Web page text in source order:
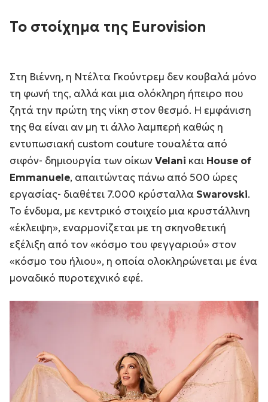
Το στοίχημα της Eurovision
Στη Βιέννη, η Ντέλτα Γκούντρεμ δεν κουβαλά μόνο
τη φωνή της, αλλά και μια ολόκληρη ήπειρο που
ζητά την πρώτη της νίκη στον θεσμό. Η εμφάνιση
της θα είναι αν μη τι άλλο λαμπερή καθώς η
εντυπωσιακή custom couture τουαλέτα από
σιφόν- δημιουργία των οίκωνVelani και House of
Emmanuele, απαιτώντας πάνω από 500 ώρες
εργασίας- διαθέτει 7.000 κρύσταλλαSwarovski.
Το ένδυμα, με κεντρικό στοιχείο μια κρυστάλλινη
«έκλειψη», εναρμονίζεται με τη σκηνοθετική
εξέλιξη από τον «κόσμο του φεγγαριού» στον
«κόσμο του ήλιου», η οποία ολοκληρώνεται με ένα
μοναδικό πυροτεχνικό εφέ.